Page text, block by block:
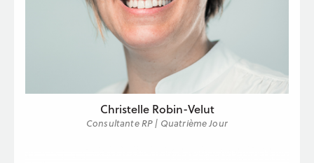
Christelle Robin-Velut
Consultante RP | Quatrième Jour